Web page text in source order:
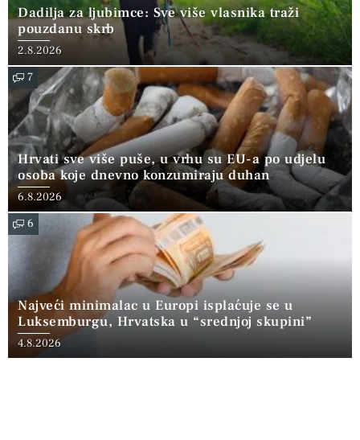
Dadilja za ljubimce: Sve više vlasnika traži
pouzdanu skrb
2.8.2026
7
Hrvati sve više puše, u vrhu su EU-a po udjelu
osoba koje dnevno konzumiraju duhan
6.8.2026
6
Najveći minimalac u Europi isplaćuje se u
Luksemburgu, Hrvatska u “srednjoj skupini”
4.8.2026